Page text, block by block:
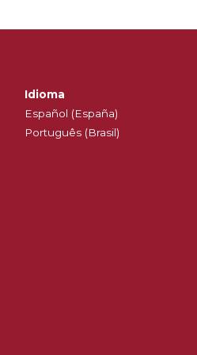
Idioma
Español (España)
Português (Brasil)